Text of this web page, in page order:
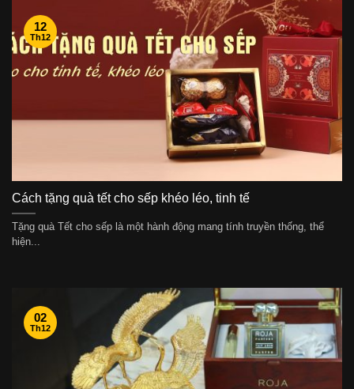
Cách tặng quà tết cho sếp khéo léo, tinh tế
Tặng quà Tết cho sếp là một hành động mang tính truyền thống, thể
hiện...
12
Th12
02
Th12